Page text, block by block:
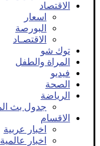
الاقتصاد
اسعار
البورصة
الاقتصـاد
توك شو
المراة والطفل
فيديو
الصحة
الرياضة
جدول بث
الاقسام
اخبار عربية
اخبار عالمية